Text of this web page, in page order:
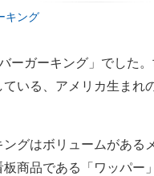
キング
ーガーキング」でした。
ている、アメリカ生まれ
グはボリュームがある
板商品である「ワッパー